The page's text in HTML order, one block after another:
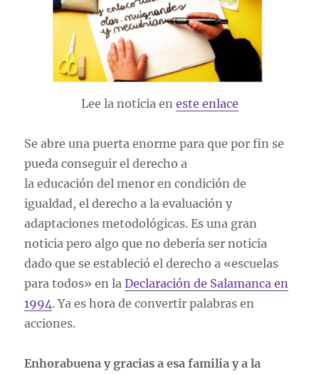
Lee la noticia en este enlace
Se abre una puerta enorme para que por fin se
pueda conseguir el derecho a
la educación del menor en condición de
igualdad, el derecho a la evaluación y
adaptaciones metodológicas. Es una gran
noticia pero algo que no debería ser noticia
dado que se estableció el derecho a «escuelas
para todos» en laDeclaración de Salamanca en
1994. Ya es hora de convertir palabras en
acciones.
Enhorabuena y gracias a esa familia y a la